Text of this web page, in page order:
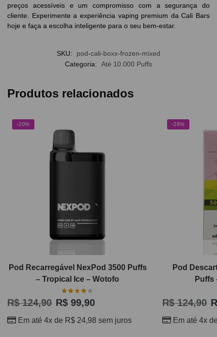
preços acessíveis e um compromisso com a segurança do
cliente. Experimente a experiência vaping premium da Cali Bars
hoje e faça a escolha inteligente para o seu bem-estar.
SKU:
pod-cali-boxx-frozen-mixed
Categoria:
Até 10.000 Puffs
Produtos relacionados
-20%
Pod Recarregável NexPod 3500 Puffs
– Tropical Ice – Wotofo
R$124,90 R$ 99,90
Em até 4x de R$ 24,98 sem juros
-28%
Pod
Puffs
R$124,90
Em até 4x